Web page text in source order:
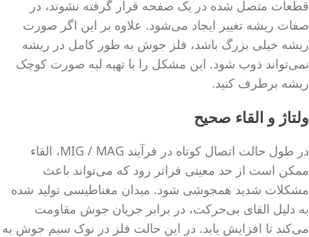
قطعات متصل شده در یک صفحه قرار گرفته نشوند، در
صفات ریشه تغییر ایجاد می‌شود. علاوه بر این اگر صورت
ریشه خیلی بزرگ باشد، فلز جوش به طور کامل در ریشه
نمی‌تواند ذوب شود. این مشکل را با تهیه لبه صورت کوچک
ریشه برطرف کنید.
ولتاژ و القاء صحیح
در طول حالت اتصال کوتاه در فرآیند MIG / MAG، القاء
ممکن است از حد معینی فراتر رود که می‌تواند باعث
مشکلات شدید همجوشی شود. میدان مغناطیسی تولید شده
به دلیل القای بی‌حرکت، در برابر جریان جوش مقاومت
می‌کند تا افزایش یابد. در این حالت فلز در نوک سیم جوش به